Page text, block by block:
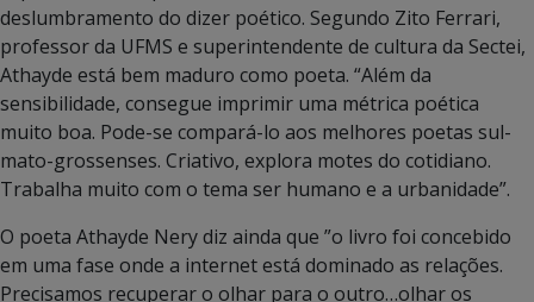
deslumbramento do dizer poético. Segundo Zito Ferrari,
professor da UFMS e superintendente de cultura da Sectei,
Athayde está bem maduro como poeta. “Além da
sensibilidade, consegue imprimir uma métrica poética
muito boa. Pode-se compará-lo aos melhores poetas sul-
mato-grossenses. Criativo, explora motes do cotidiano.
Trabalha muito com o tema ser humano e a urbanidade”.
O poeta Athayde Nery diz ainda que ”o livro foi concebido
em uma fase onde a internet está dominado as relações.
Precisamos recuperar o olhar para o outro…olhar os